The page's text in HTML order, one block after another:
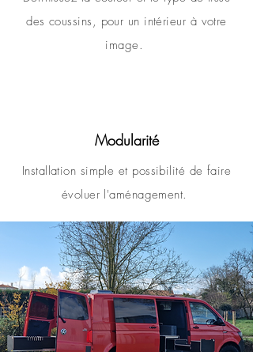
des coussins, pour un intérieur à votre
image.
Modularité
Installation simple et possibilité de faire
évoluer l'aménagement.